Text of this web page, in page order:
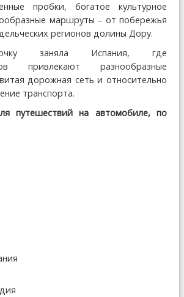
пробки, богатое культурное
маршруты – от побережья
регионов долины Дору.
заняла Испания, где
привлекают разнообразные
дорожная сеть и относительно
транспорта.
путешествий на автомобиле, по